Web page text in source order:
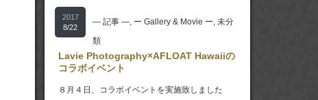
2017
8/22
― 記事 ―, ー Gallery & Movie ー, 未分
類
Lavie Photography×AFLOAT Hawaiiの
コラボイベント
８月４日、コラボイベントを実施致しました